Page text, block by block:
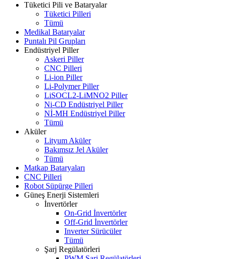
Tüketici Pili ve Bataryalar
Tüketici Pilleri
Tümü
Medikal Bataryalar
Puntalı Pil Grupları
Endüstriyel Piller
Askeri Piller
CNC Pilleri
Li-ion Piller
Li-Polymer Piller
LiSOCL2-LiMNO2 Piller
Ni-CD Endüstriyel Piller
Nİ-MH Endüstriyel Piller
Tümü
Aküler
Lityum Aküler
Bakımsız Jel Aküler
Tümü
Matkap Bataryaları
CNC Pilleri
Robot Süpürge Pilleri
Güneş Enerji Sistemleri
İnvertörler
On-Grid İnvertörler
Off-Grid İnvertörler
Inverter Sürücüler
Tümü
Şarj Regülatörleri